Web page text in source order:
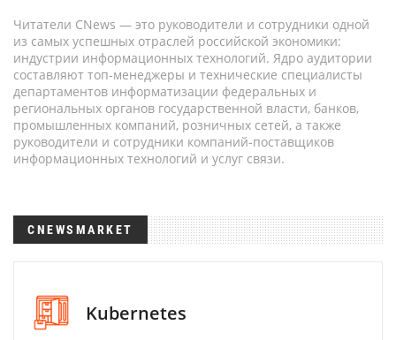
Читатели CNews — это руководители и сотрудники одной
из самых успешных отраслей российской экономики:
индустрии информационных технологий. Ядро аудитории
составляют топ-менеджеры и технические специалисты
департаментов информатизации федеральных и
региональных органов государственной власти, банков,
промышленных компаний, розничных сетей, а также
руководители и сотрудники компаний-поставщиков
информационных технологий и услуг связи.
CNEWSMARKET
Kubernetes